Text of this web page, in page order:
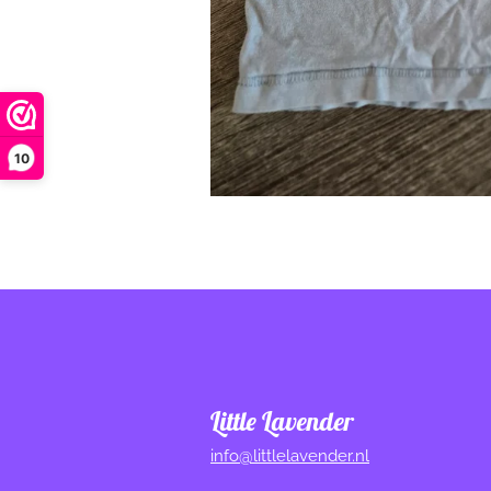
10
Little Lavender
info@littlelavender.nl